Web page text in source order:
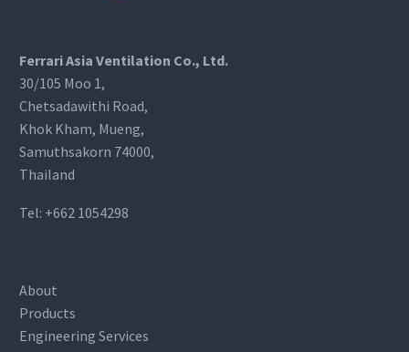
Ferrari Asia Ventilation Co., Ltd.
30/105 Moo 1,
Chetsadawithi Road,
Khok Kham, Mueng,
Samuthsakorn 74000,
Thailand
Tel: +662 1054298
About
Products
Engineering Services